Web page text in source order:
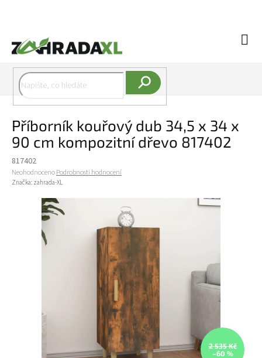
Příborník kouřový dub 34,5 x 34 x
90 cm kompozitní dřevo 817402
817402
Průměrné hodnocení produktu je 0,0 z 5 hvězdiček.
NeohodnocenoPodrobnosti hodnocení
Značka: zahrada-XL
2 535 Kč
–60 %